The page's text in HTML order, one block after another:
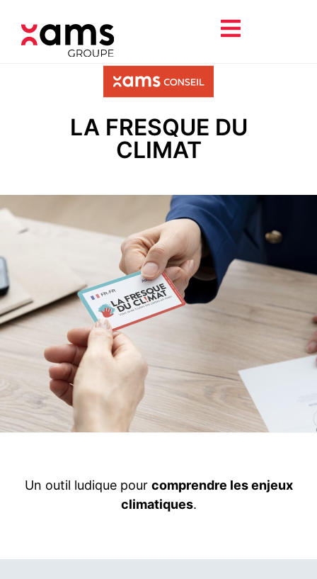
LA FRESQUE DU
CLIMAT
Un outil ludique pour comprendre les enjeux
climatiques.